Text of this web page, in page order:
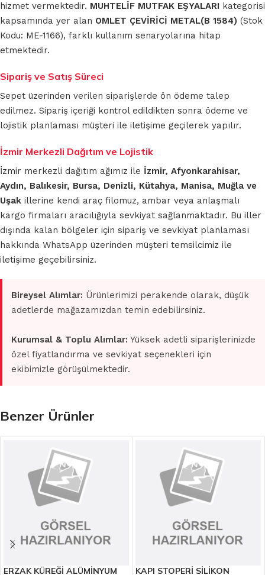
hizmet vermektedir. MUHTELİF MUTFAK EŞYALARI kategorisi
kapsamında yer alan OMLET ÇEVİRİCİ METAL(B 1584) (Stok
Kodu: ME-1166), farklı kullanım senaryolarına hitap
etmektedir.
Sipariş ve Satış Süreci
Sepet üzerinden verilen siparişlerde ön ödeme talep
edilmez. Sipariş içeriği kontrol edildikten sonra ödeme ve
lojistik planlaması müşteri ile iletişime geçilerek yapılır.
İzmir Merkezli Dağıtım ve Lojistik
İzmir merkezli dağıtım ağımız ile İzmir, Afyonkarahisar,
Aydın, Balıkesir, Bursa, Denizli, Kütahya, Manisa, Muğla ve
Uşak illerine kendi araç filomuz, ambar veya anlaşmalı
kargo firmaları aracılığıyla sevkiyat sağlanmaktadır. Bu iller
dışında kalan bölgeler için sipariş ve sevkiyat planlaması
hakkında WhatsApp üzerinden müşteri temsilcimiz ile
iletişime geçebilirsiniz.
Bireysel Alımlar: Ürünlerimizi perakende olarak, düşük
adetlerde mağazamızdan temin edebilirsiniz.
Kurumsal & Toplu Alımlar: Yüksek adetli siparişlerinizde
özel fiyatlandırma ve sevkiyat seçenekleri için
ekibimizle görüşülmektedir.
Benzer Ürünler
ERZAK KÜREĞİ ALÜMİNYUM
KAPI STOPERİ SİLİKON